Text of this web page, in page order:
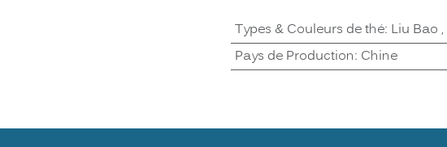
Types & Couleurs de thé: Liu Bao ,
Pays de Production: Chine